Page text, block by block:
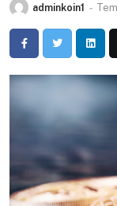
adminkoin1 -